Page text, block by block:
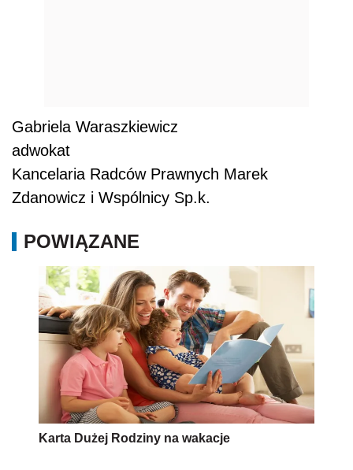
Gabriela Waraszkiewicz
adwokat
Kancelaria Radców Prawnych Marek
Zdanowicz i Wspólnicy Sp.k.
POWIĄZANE
Karta Dużej Rodziny na wakacje